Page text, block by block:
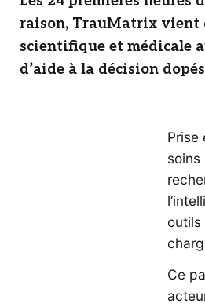
raison, TrauMatrix vient
scientifique et médicale
d’aide à la décision
Prise
outils
Ce